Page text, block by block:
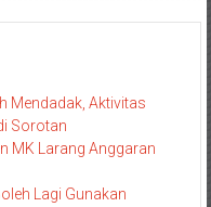
Mendadak, Aktivitas
Sorotan
MK Larang Anggaran
Lagi Gunakan